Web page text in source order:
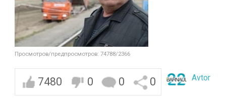
Просмотров/предпросмотров: 74788/2366
7480 0 0 0 Avtor